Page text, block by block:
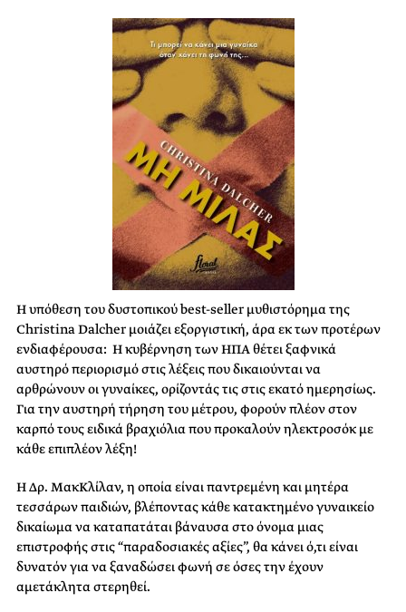
Η υπόθεση του δυστοπικού best-seller μυθιστόρημα της
Christina Dalcher μοιάζει εξοργιστική, άρα εκ των προτέρων
ενδιαφέρουσα: Η κυβέρνηση των ΗΠΑ θέτει ξαφνικά
αυστηρό περιορισμό στις λέξεις που δικαιούνται να
αρθρώνουν οι γυναίκες, ορίζοντάς τις στις εκατό ημερησίως.
Για την αυστηρή τήρηση του μέτρου, φορούν πλέον στον
καρπό τους ειδικά βραχιόλια που προκαλούν ηλεκτροσόκ με
κάθε επιπλέον λέξη!
Η Δρ. ΜακΚλίλαν, η οποία είναι παντρεμένη και μητέρα
τεσσάρων παιδιών, βλέποντας κάθε κατακτημένο γυναικείο
δικαίωμα να καταπατάται βάναυσα στο όνομα μιας
επιστροφής στις “παραδοσιακές αξίες”, θα κάνει ό,τι είναι
δυνατόν για να ξαναδώσει φωνή σε όσες την έχουν
αμετάκλητα στερηθεί.